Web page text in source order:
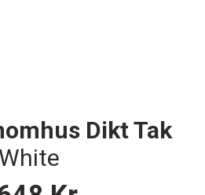
Dikt Tak
White